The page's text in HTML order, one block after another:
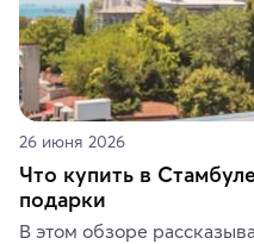
26 июня 2026
Что купить в
подарки
В этом обзоре